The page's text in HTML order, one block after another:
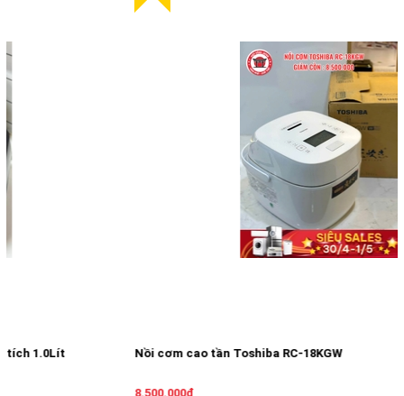
Nồi cơm cao tần Toshiba RC-18KGW